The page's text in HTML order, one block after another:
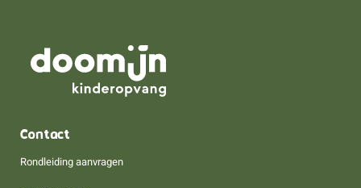
Contact
Rondleiding aanvragen